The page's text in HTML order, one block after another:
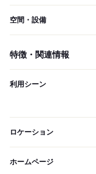
空間・設備
特徴・関連情報
利用シーン
ロケーション
ホームページ